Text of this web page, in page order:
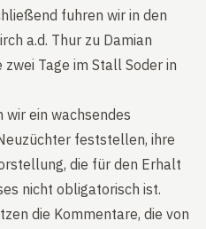
fuhren wir in den
a.d. Thur zu Damian
Tage im Stall Soder in
ein wachsendes
feststellen, ihre
die für den Erhalt
nicht obligatorisch ist.
die Kommentare, die von